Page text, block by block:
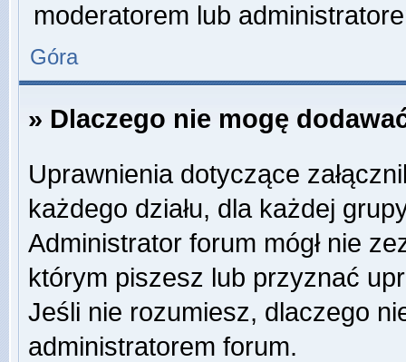
moderatorem lub
Góra
» Dlaczego nie mogę
Uprawnienia dotyczące
każdego działu, dla każdej
Administrator forum mógł nie
którym piszesz lub przyznać
Jeśli nie rozumiesz, dlaczego
administratorem forum.